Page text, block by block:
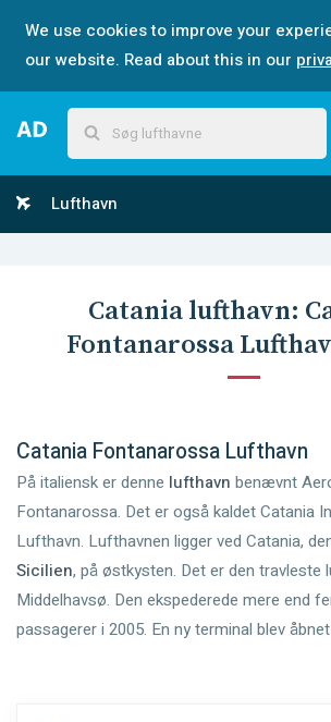
We use cookies to improve your
our website. Read about this in our
Lufthavn
Catania lufthavn:
Fontanarossa
Catania Fontanarossa Lufthavn
På italiensk er denne lufthavn benævnt
Fontanarossa. Det er også kaldet Catania
Lufthavn. Lufthavnen ligger ved Catania,
Sicilien, på østkysten. Det er den travleste
Middelhavsø. Den ekspederede mere end
passagerer i 2005. En ny terminal blev